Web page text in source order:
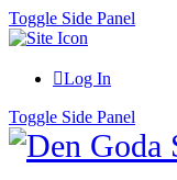
Toggle Side Panel
Log In
Toggle Side Panel